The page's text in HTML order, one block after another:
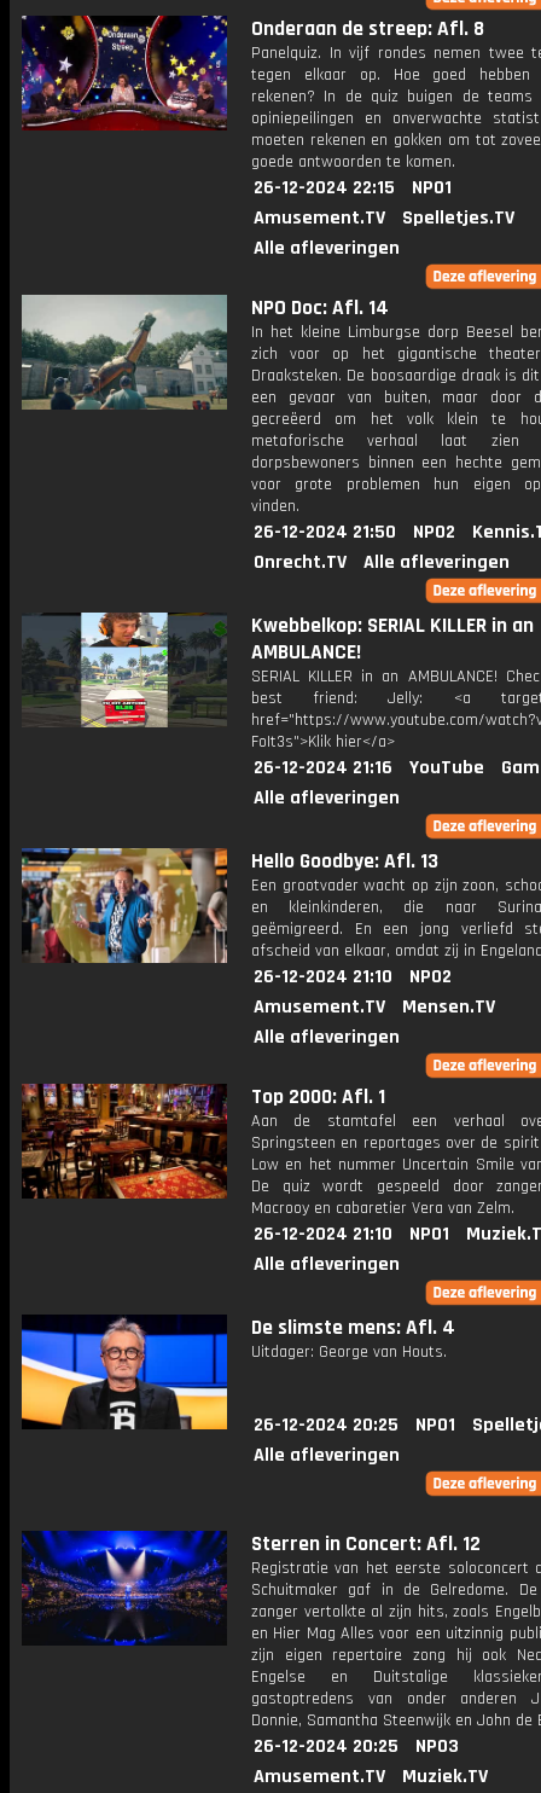
Onderaan de streep: Afl. 8
Panelquiz. In vijf rondes nemen twee
tegen elkaar op. Hoe goed
rekenen? In de quiz buigen de teams
opiniepeilingen en onverwachte
moeten rekenen en gokken om tot
goede antwoorden te komen.
26-12-2024 22:15
NPO1
Amusement.TV
Spelletjes.TV
Alle afleveringen
NPO Doc: Afl. 14
In het kleine Limburgse dorp Beesel
zich voor op het gigantische
Draaksteken. De boosaardige draak is
een gevaar van buiten, maar door
gecreëerd om het volk klein te
metaforische verhaal laat
dorpsbewoners binnen een hechte
voor grote problemen hun eigen
vinden.
26-12-2024 21:50 NPO2
Onrecht.TV
Alle afleveringen
Kwebbelkop: SERIAL KILLER in an
AMBULANCE!
SERIAL KILLER in an AMBULANCE!
best friend: Jelly: <a
href="https://www.youtube.com/
FoIt3s">Klik hier</a>
26-12-2024 21:16 YouTube
Alle afleveringen
Hello Goodbye: Afl. 13
Een grootvader wacht op zijn zoon,
en kleinkinderen, die naar
geëmigreerd. En een jong verliefd
afscheid van elkaar, omdat zij in
26-12-2024 21:10
NPO2
Amusement.TV
Mensen.TV
Alle afleveringen
Top 2000: Afl. 1
Aan de stamtafel een verhaal
Springsteen en reportages over de
Low en het nummer Uncertain Smile
De quiz wordt gespeeld door
Macrooy en cabaretier Vera van Zelm.
26-12-2024 21:10 NPO1
Alle afleveringen
De slimste mens: Afl. 4
Uitdager: George van Houts.
26-12-2024 20:25 NPO1
Alle afleveringen
Sterren in Concert: Afl. 12
Registratie van het eerste soloconcert
Schuitmaker gaf in de Gelredome.
zanger vertolkte al zijn hits, zoals
en Hier Mag Alles voor een uitzinnig
zijn eigen repertoire zong hij ook
Engelse en Duitstalige
gastoptredens van onder anderen
Donnie, Samantha Steenwijk en John de
26-12-2024 20:25
NPO3
Amusement.TV
Muziek.TV